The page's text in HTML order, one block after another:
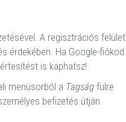
A regisztrációs felület
érdekében. Ha Google-fiókod
is kaphatsz!
menüsorból a Tagság fülre
befizetés útján